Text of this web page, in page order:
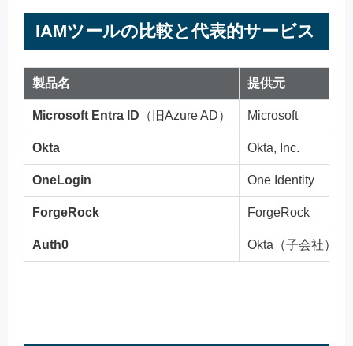
IAMツールの比較と代表的サービス
製品名 提供元
Microsoft Entra ID （旧Azure AD） Microsoft
Okta Okta, Inc.
OneLogin One Identity
ForgeRock ForgeRock
Auth0 Okta（子会社）